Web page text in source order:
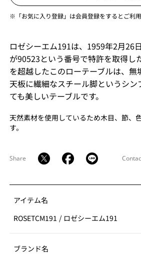
※「お気に入り登録」は会員登録をするとご利用
ロゼシーエム191は、1959年2月26
が90523という番号で特許を取得し
を超越したこのローテーブルは、無
天板に繊細なスチール脚というシン
ても美しいテーブルです。
天然素材を使用しているため木目、節、
す。
Share
アイテム名
ROSETCM191 / ロゼシーエム191
ブランド名